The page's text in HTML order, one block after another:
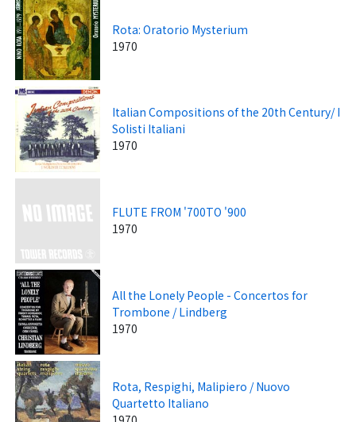
Rota: Oratorio Mysterium
1970
Italian Compositions of the 20th Century/ I
Solisti Italiani
1970
FLUTE FROM '700TO '900
1970
All the Lonely People - Concertos for
Trombone / Lindberg
1970
Rota, Respighi, Malipiero / Nuovo
Quartetto Italiano